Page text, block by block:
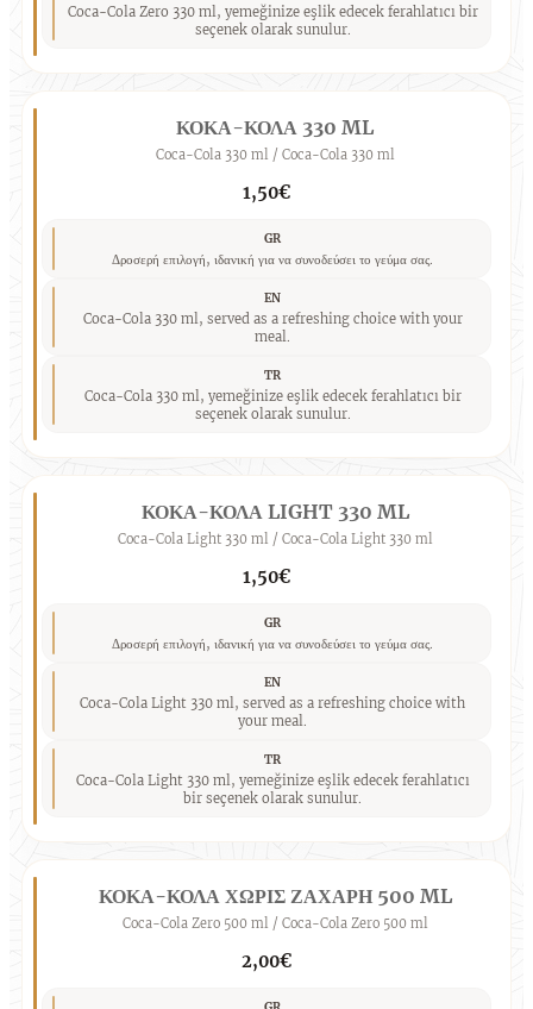
Coca-Cola Zero 330 ml, yemeğinize eşlik edecek ferahlatıcı bir
seçenek olarak sunulur.
ΚΟΚΑ-ΚΟΛΑ 330 ML
Coca-Cola 330 ml / Coca-Cola 330 ml
1,50€
GR
Δροσερή επιλογή, ιδανική για να συνοδεύσει το γεύμα σας.
EN
Coca-Cola 330 ml, served as a refreshing choice with your
meal.
TR
Coca-Cola 330 ml, yemeğinize eşlik edecek ferahlatıcı bir
seçenek olarak sunulur.
ΚΟΚΑ-ΚΟΛΑ LIGHT 330 ML
Coca-Cola Light 330 ml / Coca-Cola Light 330 ml
1,50€
GR
Δροσερή επιλογή, ιδανική για να συνοδεύσει το γεύμα σας.
EN
Coca-Cola Light 330 ml, served as a refreshing choice with
your meal.
TR
Coca-Cola Light 330 ml, yemeğinize eşlik edecek ferahlatıcı
bir seçenek olarak sunulur.
ΚΟΚΑ-ΚΟΛΑ ΧΩΡΙΣ ΖΑΧΑΡΗ 500 ML
Coca-Cola Zero 500 ml / Coca-Cola Zero 500 ml
2,00€